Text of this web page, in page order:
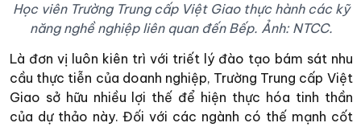
Học viên Trường Trung cấp Việt Giao thực hành các kỹ
năng nghề nghiệp liên quan đến Bếp. Ảnh: NTCC.
Là đơn vị luôn kiên trì với triết lý đào tạo bám sát nhu
cầu thực tiễn của doanh nghiệp, Trường Trung cấp Việt
Giao sở hữu nhiều lợi thế để hiện thực hóa tinh thần
của dự thảo này. Đối với các ngành có thế mạnh cốt